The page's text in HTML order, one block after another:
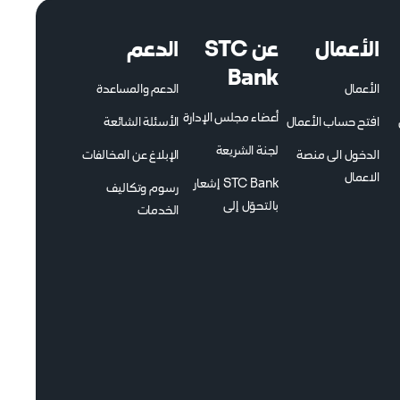
الأعمال
الأعمال
افتح حساب الأعمال
الدخول الى منصة
الاعمال
عن STC
Bank
أعضاء مجلس الإدارة
لجنة الشريعة
STC Bank إشعار
بالتحوّل إلى
الدعم
الدعم والمساعدة
الأسئلة الشائعة
الإبلاغ عن المخالفات
رسوم وتكاليف
الخدمات